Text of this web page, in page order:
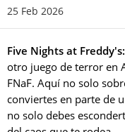
25 Feb 2026
Five Nights at
otro juego de terror en
FNaF. Aquí no solo
conviertes en parte de
no solo debes